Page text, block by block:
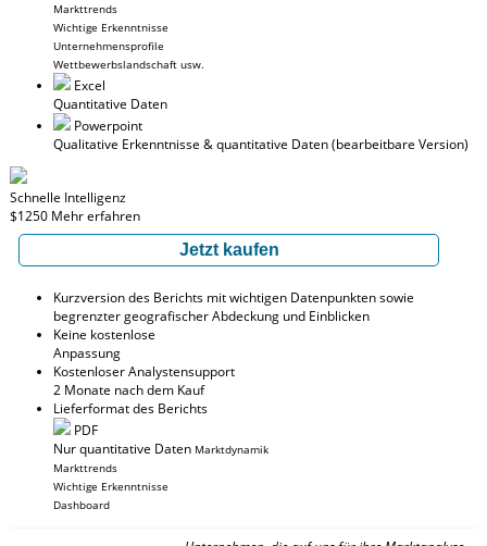
Markttrends
Wichtige Erkenntnisse
Unternehmensprofile
Wettbewerbslandschaft usw.
Excel
Quantitative Daten
Powerpoint
Qualitative Erkenntnisse & quantitative Daten(bearbeitbare Version)
Schnelle Intelligenz
$1250 Mehr erfahren
Jetzt kaufen
Kurzversion des Berichts mit wichtigen Datenpunkten sowie
begrenzter geografischer Abdeckung und Einblicken
Keine kostenlose
Anpassung
Kostenloser Analystensupport
2 Monate nach dem Kauf
Lieferformat des Berichts
PDF
Nur quantitative Daten Marktdynamik
Markttrends
Wichtige Erkenntnisse
Dashboard